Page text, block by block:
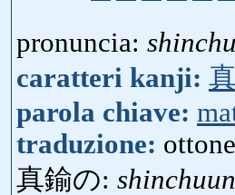
pronuncia:
caratteri kanji:
parola chiave:
traduzione: ottone
真鍮の: